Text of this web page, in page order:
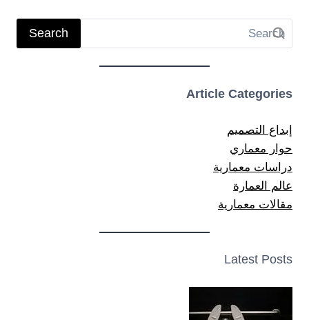
Search
Article Categories
إبداع التصميم
حوار معماري
دراسات معمارية
عالم العمارة
مقالات معمارية
Latest Posts